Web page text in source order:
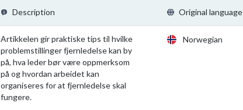
Description Original language
Artikkelen gir praktiske tips til hvilke
problemstillinger fjernledelse kan by
på, hva leder bør være oppmerksom
på og hvordan arbeidet kan
organiseres for at fjernledelse skal
fungere.
Norwegian